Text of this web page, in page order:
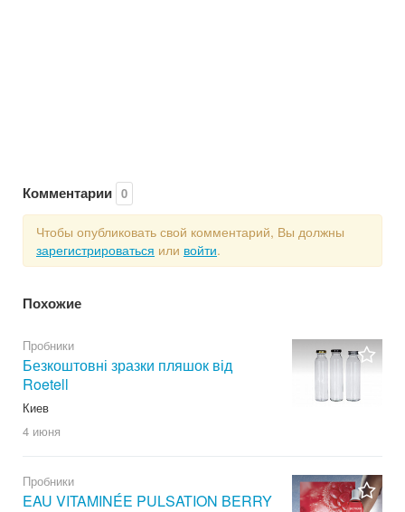
Комментарии 0
Чтобы опубликовать свой комментарий, Вы должны
зарегистрироваться или войти.
Похожие
Пробники
Безкоштовні зразки пляшок від
Roetell
Киев
4 июня
Пробники
EAU VITAMINÉE PULSATION BERRY